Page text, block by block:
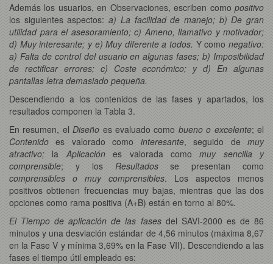
Además los usuarios, en Observaciones, escriben como positivo
los siguientes aspectos:a) La facilidad de manejo; b) De gran
utilidad para el asesoramiento; c) Ameno, llamativo y motivador;
d) Muy interesante; y e) Muy diferente a todos. Y como negativo:
a) Falta de control del usuario en algunas fases; b) Imposibilidad
de rectificar errores; c) Coste económico; y d) En algunas
pantallas letra demasiado pequeña.
Descendiendo a los contenidos de las fases y apartados, los
resultados componen la Tabla 3.
En resumen, el Diseño es evaluado como bueno o excelente; el
Contenido es valorado como interesante, seguido demuy
atractivo; la Aplicaciónes valorada comomuy sencilla y
comprensible; y los Resultadosse presentan como
comprensibles o muy comprensibles. Los aspectos menos
positivos obtienen frecuencias muy bajas, mientras que las dos
opciones como rama positiva (A+B) están en torno al 80%.
El Tiempo de aplicación de las fases del SAVI-2000 es de 86
minutos y una desviación estándar de 4,56 minutos (máxima 8,67
en la Fase V y mínima 3,69% en la Fase VII). Descendiendo a las
fases el tiempo útil empleado es: